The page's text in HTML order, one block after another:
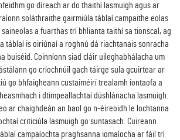
go díreach ar do thaithí lasmuigh agus ar
soláthraithe gairmiúla táblaí campaithe eolas
a fuarthas trí bhlianta taithí sa tionscal, ag
táblaí is oiriúnaí a roghnú dá riachtanais sonracha
buiséid. Coinníonn siad cláir uileghabhálacha um
go críochnúil gach táirge sula gcuirtear ar
go bhfaigheann custaiméirí trealamh iontaofa a
i dtimpeallachtaí dúshlánacha lasmuigh.
ar chaighdeán an baol go n-éireoidh le lochtanna
criticiúla lasmuigh go suntasach. Cuireann
campaíochta praghsanna iomaíocha ar fáil trí